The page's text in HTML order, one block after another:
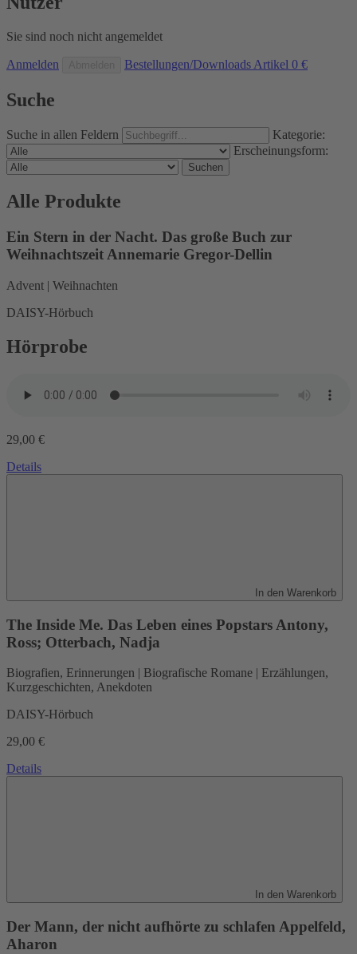
Sie sind noch nicht angemeldet
Anmelden Bestellungen/Downloads Artikel 0 €
Suche
Suche in allen Feldern
Kategorie:
Erscheinungsform:
Suchen
Alle Produkte
Ein Stern in der Nacht. Das große Buch zur
WeihnachtszeitAnnemarie Gregor-Dellin
Advent | Weihnachten
DAISY-Hörbuch
Hörprobe
29,00 €
Details
In den Warenkorb
The Inside Me. Das Leben eines Popstars Antony,
Ross; Otterbach, Nadja
Biografien, Erinnerungen | Biografische Romane | Erzählungen,
Kurzgeschichten, Anekdoten
DAISY-Hörbuch
29,00 €
Details
In den Warenkorb
Der Mann, der nicht aufhörte zu schlafen Appelfeld,
Aharon